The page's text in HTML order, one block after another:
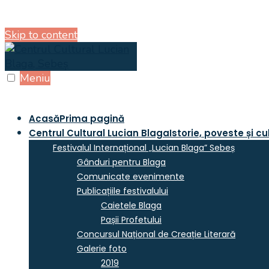
Skip to content
Meniu
AcasăPrima pagină
Centrul Cultural Lucian BlagaIstorie, poveste și
Festivalul Internațional „Lucian Blaga” Sebeș
Gânduri pentru Blaga
Comunicate evenimente
Publicațiile festivalului
Caietele Blaga
Pașii Profetului
Concursul Național de Creație Literară
Galerie foto
2019